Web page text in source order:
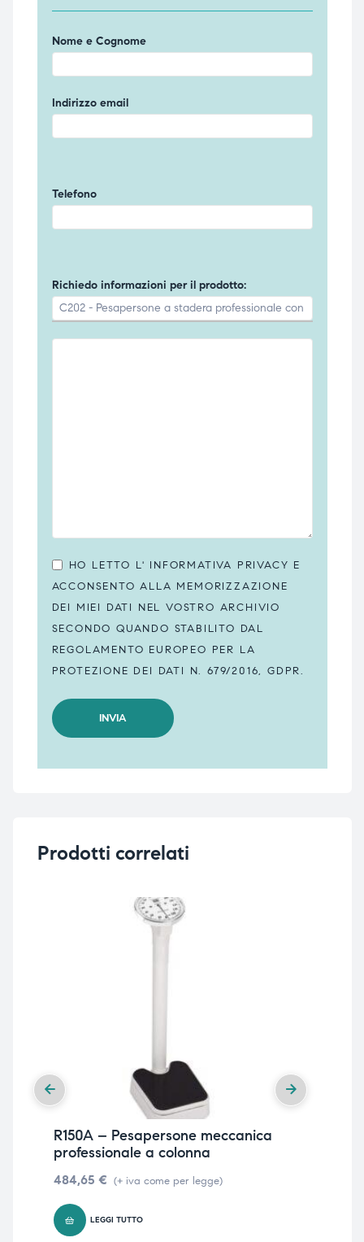
Nome e Cognome
Indirizzo email
Telefono
Richiedo informazioni per il prodotto:
HO LETTO L' INFORMATIVA PRIVACY E
ACCONSENTO ALLA MEMORIZZAZIONE
DEI MIEI DATI NEL VOSTRO ARCHIVIO
SECONDO QUANDO STABILITO DAL
REGOLAMENTO EUROPEO PER LA
PROTEZIONE DEI DATI N. 679/2016, GDPR.
Prodotti correlati
R150A – Pesapersone meccanica
professionale a colonna
484,65 € (+ iva come per legge)
LEGGI TUTTO